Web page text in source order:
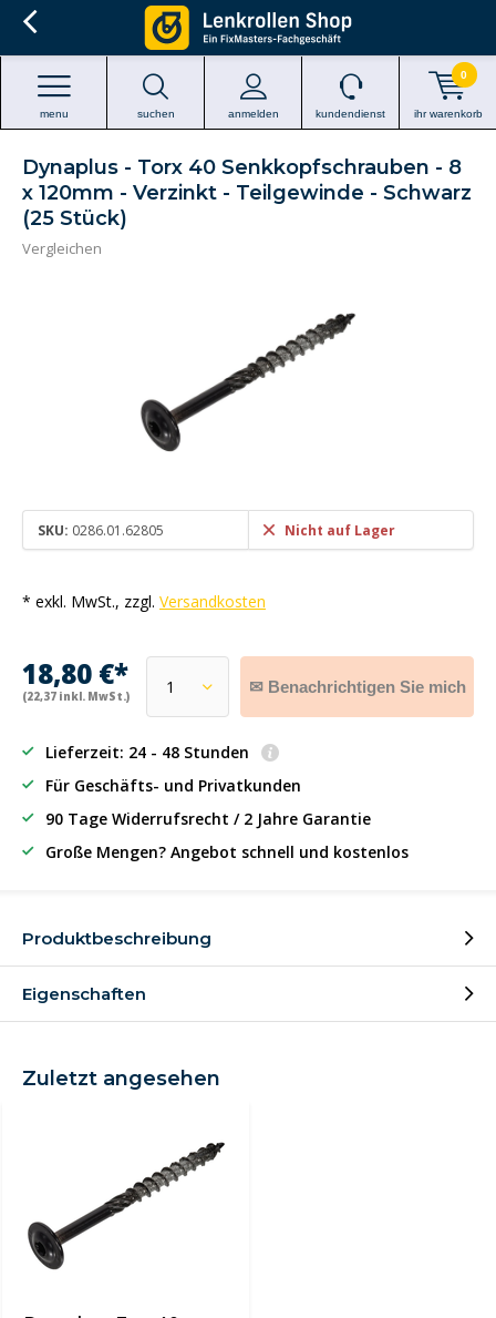
suchen anmelden
menu kundendienst ihr warenkorb
0
Dynaplus - Torx 40 Senkkopfschrauben - 8
x 120mm - Verzinkt - Teilgewinde - Schwarz
(25 Stück)
Vergleichen
SKU: 0286.01.62805 Nicht auf Lager
* exkl. MwSt., zzgl. Versandkosten
18,80 €*
(22,37 inkl. MwSt.)
✉ Benachrichtigen Sie mich
Lieferzeit: 24 - 48 Stunden
Für Geschäfts- und Privatkunden
90 Tage Widerrufsrecht / 2 Jahre Garantie
Große Mengen? Angebot schnell und kostenlos
Produktbeschreibung
Eigenschaften
Zuletzt angesehen